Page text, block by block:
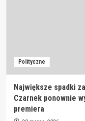
Polityczne
Największe spadki
Czarnek ponownie
premiera